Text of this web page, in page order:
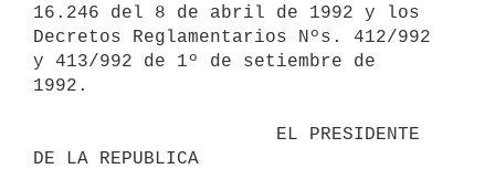
16.246 del 8 de abril de 1992 y los
Decretos Reglamentarios Nºs. 412/992
y 413/992 de 1º de setiembre de
1992.
DE LA REPUBLICA